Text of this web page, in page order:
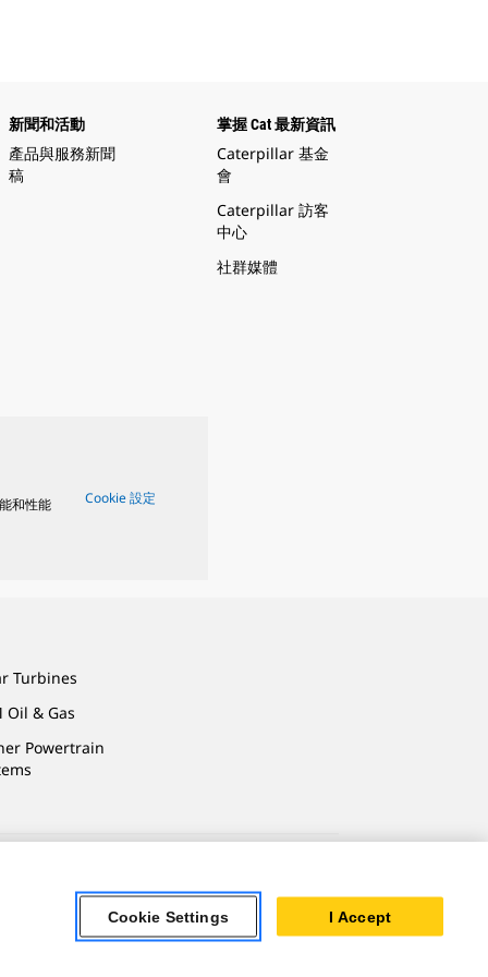
新聞和活動
產品與服務新聞
稿
掌握 Cat 最新資訊
Caterpillar 基金
會
Caterpillar 訪客
中心
社群媒體
和性能
Cookie 設定
Turbines
Oil & Gas
Powertrain
Cookie Settings I Accept